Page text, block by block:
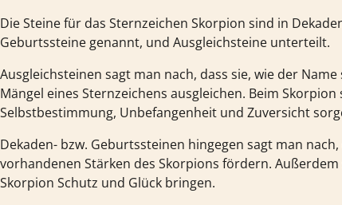
Die Steine für das Sternzeichen Skorpion sind in
Geburtssteine genannt, und Ausgleichsteine unterteilt.
Ausgleichsteinen sagt man nach, dass sie, wie der
Mängel eines Sternzeichens ausgleichen. Beim
Selbstbestimmung, Unbefangenheit und Zuversicht
Dekaden- bzw. Geburtssteinen hingegen sagt man
vorhandenen Stärken des Skorpions fördern.
Skorpion Schutz und Glück bringen.